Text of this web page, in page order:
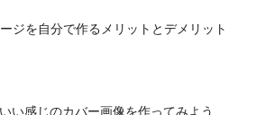
ジを自分で作るメリットとデメリット
い感じのカバー画像を作ってみよう